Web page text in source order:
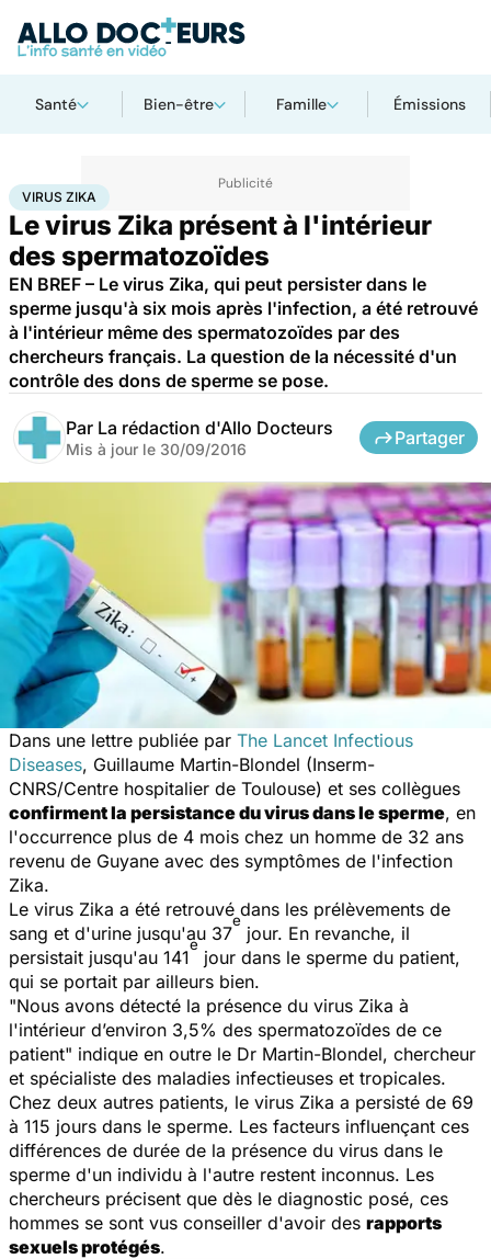
Santé Bien-être Famille Émissions
Accueil Santé Virus Zika
VIRUS ZIKA
Le virus Zika présent à l'intérieur
des spermatozoïdes
EN BREF – Le virus Zika, qui peut persister dans le
sperme jusqu'à six mois après l'infection, a été retrouvé
à l'intérieur même des spermatozoïdes par des
chercheurs français. La question de la nécessité d'un
contrôle des dons de sperme se pose.
Par La rédaction d'Allo Docteurs
Mis à jour le 30/09/2016
Partager
Dans une lettre publiée par The Lancet Infectious
Diseases, Guillaume Martin-Blondel (Inserm-
CNRS/Centre hospitalier de Toulouse) et ses collègues
confirment la persistance du virus dans le sperme, en
l'occurrence plus de 4 mois chez un homme de 32 ans
revenu de Guyane avec des symptômes de l'infection
Zika.
Le virus Zika a été retrouvé dans les prélèvements de
sang et d'urine jusqu'au 37
e
jour. En revanche, il
persistait jusqu'au 141
e
jour dans le sperme du patient,
qui se portait par ailleurs bien.
"Nous avons détecté la présence du virus Zika à
l'intérieur d’environ 3,5% des spermatozoïdes de ce
patient" indique en outre le Dr Martin-Blondel, chercheur
et spécialiste des maladies infectieuses et tropicales.
Chez deux autres patients, le virus Zika a persisté de 69
à 115 jours dans le sperme. Les facteurs influençant ces
différences de durée de la présence du virus dans le
sperme d'un individu à l'autre restent inconnus. Les
chercheurs précisent que dès le diagnostic posé, ces
hommes se sont vus conseiller d'avoir des rapports
sexuels protégés.